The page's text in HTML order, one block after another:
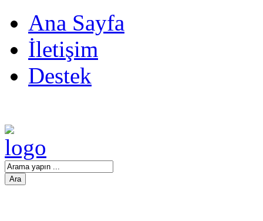
Ana Sayfa
İletişim
Destek